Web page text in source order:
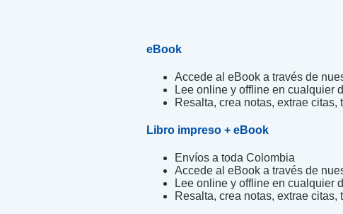
eBook
Accede al eBook a través de
Lee online y offline en cualquier
Resalta, crea notas, extrae
Libro impreso + eBook
Envíos a toda Colombia
Accede al eBook a través de
Lee online y offline en cualquier
Resalta, crea notas, extrae